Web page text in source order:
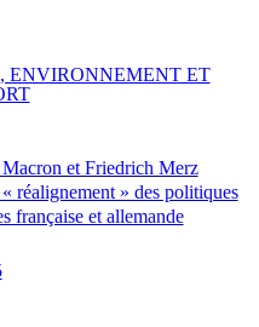
et Friedrich Merz
réalignement » des politiques
française et allemande
ENVIRONNEMENT ET